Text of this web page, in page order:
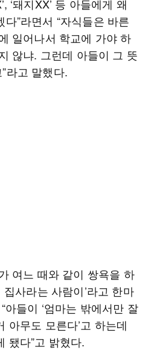
‘돼지XX’ 등 아들에게 왜
”라면서 “자식들은 바른
일어나서 학교에 가야 하
않냐. 그런데 아들이 그 뜻
라고 말했다.
여느 때와 같이 쌍욕을 하
집사라는 사람이’라고 한마
아들이 ‘엄마는 밖에서만 잘
아무도 모른다’고 하는데
됐다”고 밝혔다.